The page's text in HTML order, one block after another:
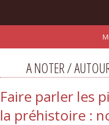
A NOTER /
Faire parler les
la préhistoire :